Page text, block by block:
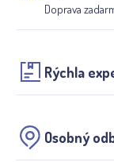
Doprava
Rýchla
Osobný